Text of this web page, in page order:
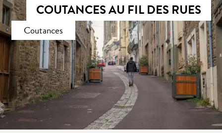
COUTANCES AU FIL DES RUES
Coutances